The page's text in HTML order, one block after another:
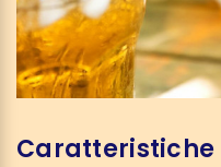
Caratteristiche